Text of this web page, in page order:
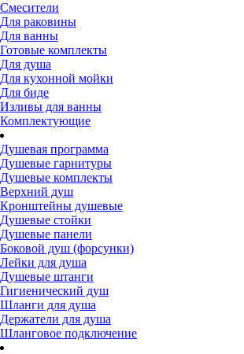
Смесители
Для раковины
Для ванны
Готовые комплекты
Для душа
Для кухонной мойки
Для биде
Изливы для ванны
Комплектующие
Душевая программа
Душевые гарнитуры
Душевые комплекты
Верхний душ
Кронштейны душевые
Душевые стойки
Душевые панели
Боковой душ (форсунки)
Лейки для душа
Душевые штанги
Гигиенический душ
Шланги для душа
Держатели для душа
Шланговое подключение